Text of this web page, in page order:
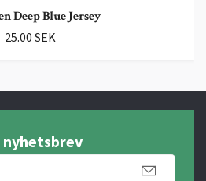
Deep Blue Jersey
25.00 SEK